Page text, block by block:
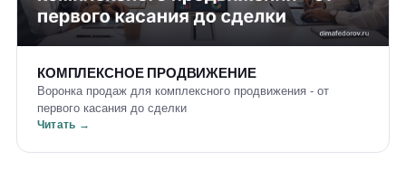
КОМПЛЕКСНОЕ ПРОДВИЖЕНИЕ
Воронка продаж для комплексного продвижения - от
первого касания до сделки
Читать →